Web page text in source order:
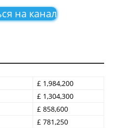
на канал
£ 1,984,200
£ 1,304,300
£ 858,600
£ 781,250